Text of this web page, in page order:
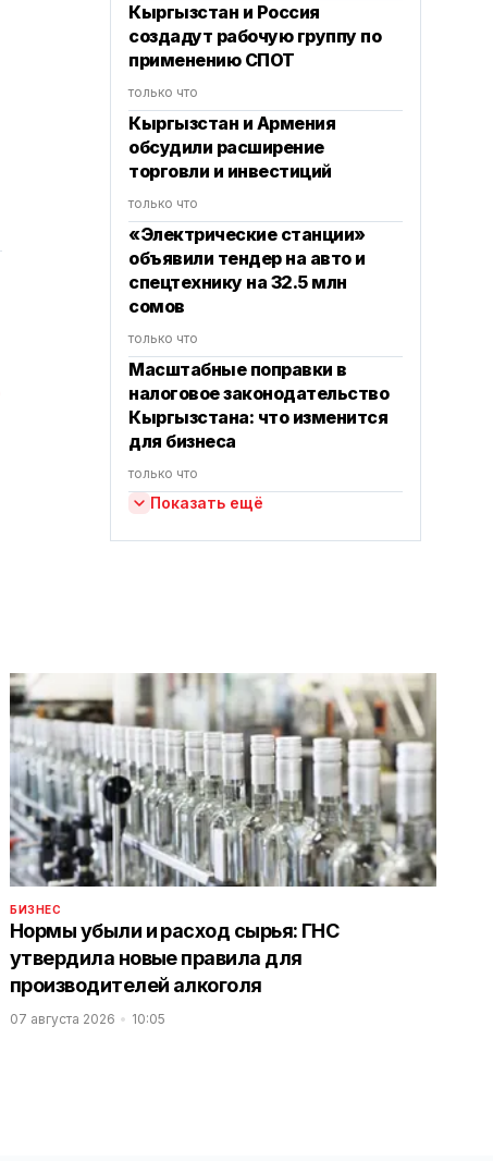
Кыргызстан и Россия
создадут рабочую группу по
применению СПОТ
только что
Кыргызстан и Армения
обсудили расширение
торговли и инвестиций
только что
«Электрические станции»
объявили тендер на авто и
спецтехнику на 32.5 млн
сомов
только что
Масштабные поправки в
налоговое законодательство
Кыргызстана: что изменится
для бизнеса
только что
Показать ещё
БИЗНЕС
Нормы убыли и расход сырья: ГНС
утвердила новые правила для
производителей алкоголя
07 августа 2026 10:05